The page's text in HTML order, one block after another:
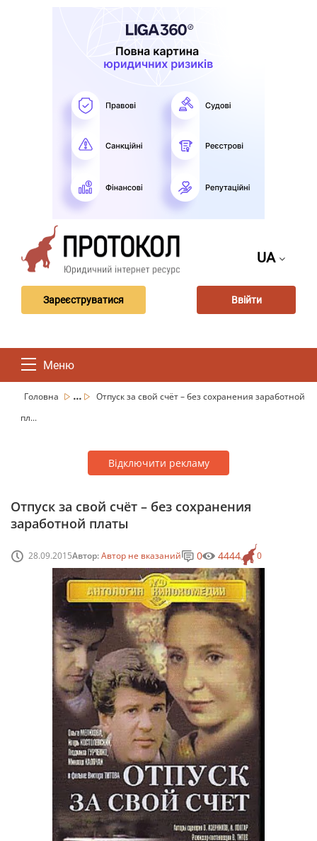
UA
Зареєструватися Ввійти
Меню
Головна ...
Отпуск за свой счёт – без сохранения заработной
пл...
Відключити рекламу
Отпуск за свой счёт – без сохранения
заработной платы
28.09.2015Автор:Автор не вказаний 0
0 4444